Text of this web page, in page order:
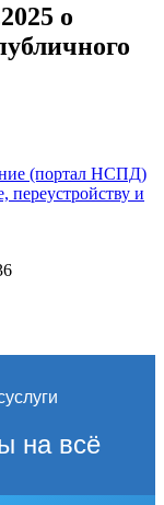
о
(портал НСПД)
переустройству и
на всё